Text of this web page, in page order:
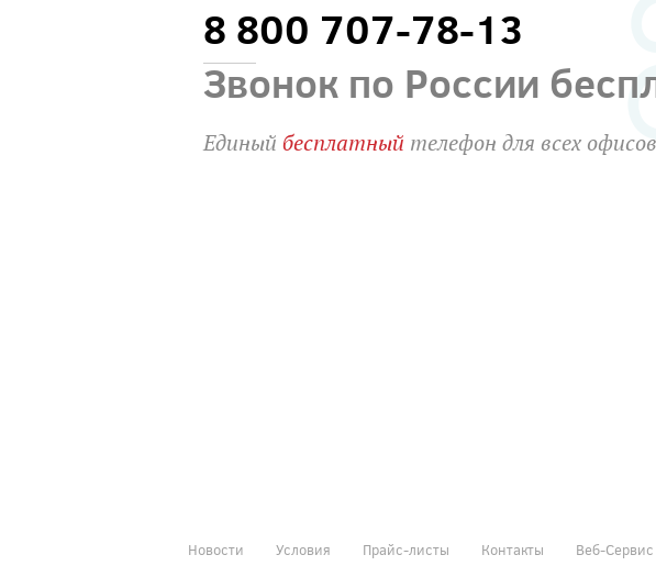
8 800 707-78-13
Звонок по России
Единыйбесплатный телефон для всех офисов
Новости Условия Прайс-листы Контакты Веб-